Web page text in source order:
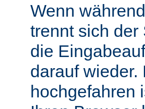
Wenn
trennt sich der
die
darauf wieder.
hochgefahren